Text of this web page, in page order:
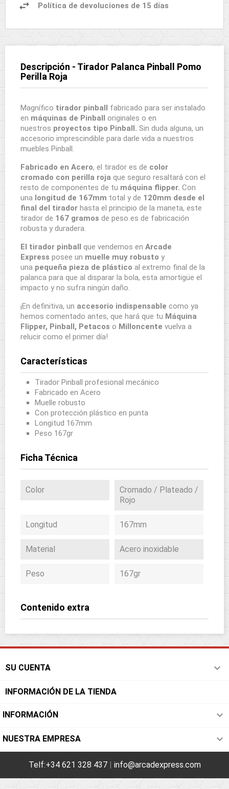
Política de devoluciones de 15 días
Descripción - Tirador Palanca Pinball Pomo
Perilla Roja
Magnífico tirador pinball fabricado para ser instalado
en máquinas de Pinball originales o en
nuestros proyectos tipo Pinball. Sin duda alguna, un
accesorio imprescindible para darle vida a nuestros
muebles Pinball.
Fabricado en Acero, el tirador es de color
cromado con perilla roja que seguro resaltará con el
resto de componentes de tu máquina flipper. Con
una longitud de 167mm total y de 120mm desde el
final del tirador hasta el principio de la maneta, este
tirador de 167 gramos de peso es de fabricación
robusta y duradera.
El tirador pinball que vendemos en Arcade
Express posee un muelle muy robusto y
una pequeña pieza de plástico al extremo final de la
palanca para que al disparar la bola, esta amortigüe el
impacto y no sufra ningún daño.
¡En definitiva, un accesorio indispensable como ya
hemos comentado antes, que hará que tu Máquina
Flipper, Pinball, Petacos o Milloncente vuelva a
relucir como el primer día!
Características
Tirador Pinball profesional mecánico
Fabricado en Acero
Muelle robusto
Con protección plástico en punta
Longitud 167mm
Peso 167gr
Ficha Técnica
Color
Cromado / Plateado /
Rojo
Longitud 167mm
Material Acero inoxidable
Peso 167gr
Contenido extra
SU CUENTA 
INFORMACIÓN DE LA TIENDA
INFORMACIÓN 
NUESTRA EMPRESA 
Telf:+34 621 328 437| info@arcadexpress.com